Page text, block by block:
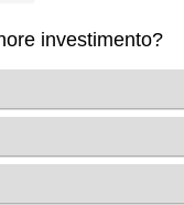
investimento?